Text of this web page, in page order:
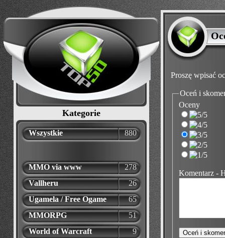
Kategorie
Wszystkie 880
MMO via www
278
Vallheru
26
Ugamela / Free Ogame
65
MMORPG
51
World of Warcraft
9
Proszę wpisać
Oceń i
Oceny
Komentarz -